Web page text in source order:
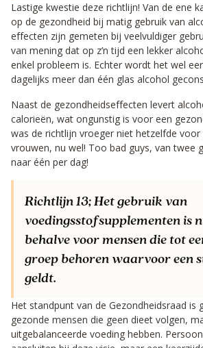
Lastige kwestie deze richtlijn! Van de ene
op de gezondheid bij matig gebruik van
effecten zijn gemeten bij veelvuldiger
van mening dat op z’n tijd een lekker
enkel probleem is. Echter wordt het wel
dagelijks meer dan één glas alcohol
Naast de gezondheidseffecten levert
calorieën, wat ongunstig is voor een
was de richtlijn vroeger niet hetzelfde voor
vrouwen, nu wel! Too bad guys, van twee
naar één per dag!
Richtlijn 13;Het gebruik van
voedingsstofsupplementen is
behalve voor mensen die tot
groep behoren waarvoor een
geldt.
Het standpunt van de Gezondheidsraad is
gezonde mensen die geen dieet volgen,
uitgebalanceerde voeding hebben.